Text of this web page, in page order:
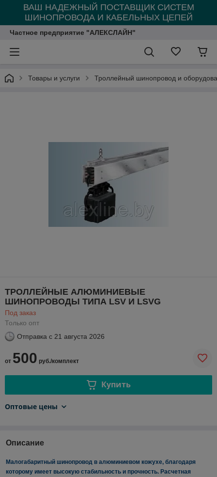
ВАШ НАДЕЖНЫЙ ПОСТАВЩИК СИСТЕМ
ШИНОПРОВОДА И КАБЕЛЬНЫХ ЦЕПЕЙ
Частное предприятие "АЛЕКСЛАЙН"
Товары и услуги Троллейный шинопровод и
ТРОЛЛЕЙНЫЕ АЛЮМИНИЕВЫЕ
ШИНОПРОВОДЫ ТИПА LSV И LSVG
Под заказ
Только опт
Отправка с 21 августа 2026
от 500 руб./комплект
Купить
Оптовые цены
Описание
Малогабаритный шинопровод в алюминиевом кожухе, благодаря
которому имеет высокую стабильность и прочность. Расчетная